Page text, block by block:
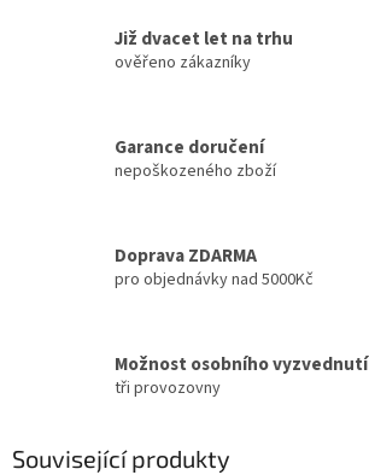
Již dvacet let na trhu
ověřeno zákazníky
Garance doručení
nepoškozeného zboží
Doprava ZDARMA
pro objednávky nad 5000Kč
Možnost osobního vyzvednutí
tři provozovny
Související produkty